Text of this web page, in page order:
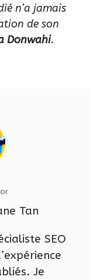
n’a jamais
de son
Donwahi.
Tan
SEO
Je